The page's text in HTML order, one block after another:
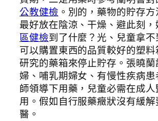
公教健檢 。別的，藥物的貯存方
最好放在陰涼、干燥、避此刻，
區健檢到了什麼？光、兒童拿不
可以購置東西的品質較好的塑料
研究的藥箱來停止貯存。張曉蘭
婦、哺乳期婦女、有慢性疾病
師領導下用藥，兒童必需在成人
用。假如自行服藥癥狀沒有緩解
醫。